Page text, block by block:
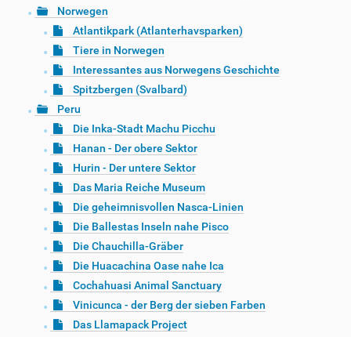
Norwegen
Atlantikpark (Atlanterhavsparken)
Tiere in Norwegen
Interessantes aus Norwegens Geschichte
Spitzbergen (Svalbard)
Peru
Die Inka-Stadt Machu Picchu
Hanan - Der obere Sektor
Hurin - Der untere Sektor
Das Maria Reiche Museum
Die geheimnisvollen Nasca-Linien
Die Ballestas Inseln nahe Pisco
Die Chauchilla-Gräber
Die Huacachina Oase nahe Ica
Cochahuasi Animal Sanctuary
Vinicunca - der Berg der sieben Farben
Das Llamapack Project